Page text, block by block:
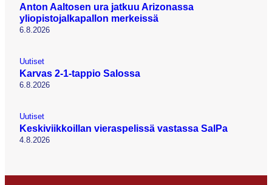
Anton Aaltosen ura jatkuu Arizonassa
yliopistojalkapallon merkeissä
6.8.2026
Uutiset
Karvas 2-1-tappio Salossa
6.8.2026
Uutiset
Keskiviikkoillan vieraspelissä vastassa SalPa
4.8.2026